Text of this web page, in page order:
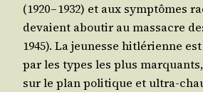
(1920 – 1932) et aux symp­tômes
devaient abou­tir au mas­sacre
1945). La jeu­nesse hit­lé­rienne
par les types les plus
sur le plan poli­tique et ultra-